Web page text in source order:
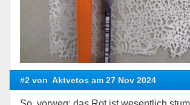
#2 von Aktvetos am 27 Nov 2024